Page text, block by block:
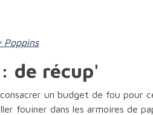
Poppins
de récup'
un budget de fou pour
fouiner dans les armoires de